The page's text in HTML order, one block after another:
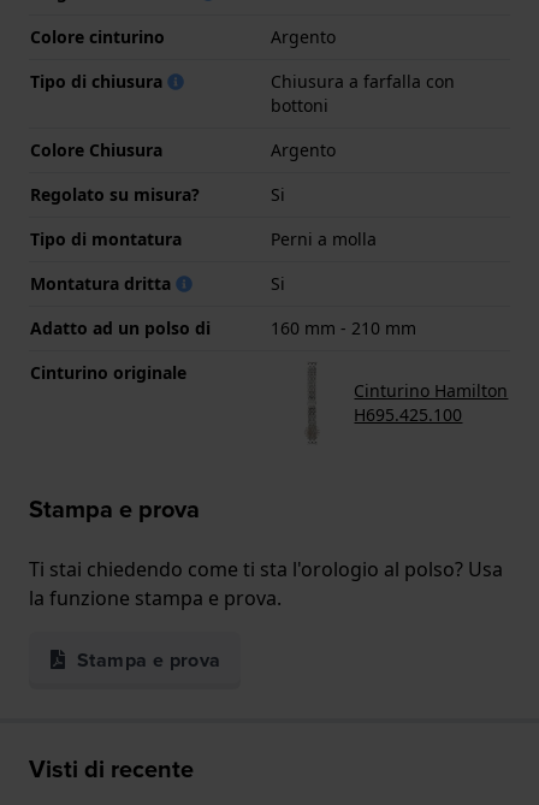
Colore cinturino
Argento
Tipo di chiusura
Chiusura a farfalla con
bottoni
Colore Chiusura
Argento
Regolato su misura?
Si
Tipo di montatura
Perni a molla
Montatura dritta
Si
Adatto ad un polso di
160 mm - 210 mm
Cinturino originale
Cinturino Hamilton
H695.425.100
Stampa e prova
Ti stai chiedendo come ti sta l'orologio al polso? Usa
la funzione stampa e prova.
Stampa e prova
Visti di recente